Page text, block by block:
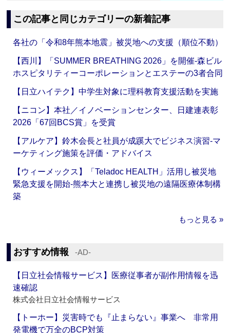
この記事と同じカテゴリーの新着記事
各社の「令和8年熊本地震」被災地への支援（順位不動）
【西川】「SUMMER BREATHING 2026」を開催‐森ビル
ホスピタリティーコーポレーションとエステーの3者合同
【日立ハイテク】中学生対象に理科教育支援活動を実施
【ニコン】本社／イノベーションセンター、日建連表彰
2026「67回BCS賞」を受賞
【アルケア】鈴木会長と社員が成蹊大でビジネス演習‐マ
ーケティング施策を評価・アドバイス
【ウィーメックス】「Teladoc HEALTH」活用し被災地
緊急支援を開始‐熊本大と連携し被災地の遠隔医療体制構
築
もっと見る »
おすすめ情報 ‐AD‐
【日立社会情報サービス】医療従事者が副作用情報を迅
速確認
株式会社日立社会情報サービス
【トーホー】災害時でも『止まらない』事業へ 非常用
発電機で万全のBCP対策